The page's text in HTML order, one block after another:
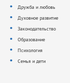
Дружба и любовь
Духовное развитие
Законодательство
Образование
Психология
Семья и дети